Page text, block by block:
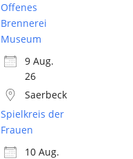
Offenes
Brennerei
Museum
9 Aug.
26
Saerbeck
Spielkreis der
Frauen
10 Aug.